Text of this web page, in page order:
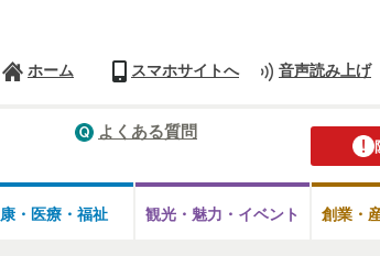
ホーム スマホサイトへ 音声読み上げ
よくある質問
・医療・ 福祉 観光・魅力・ イベント 創業・